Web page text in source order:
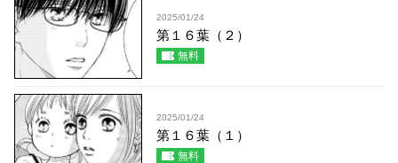
2025/01/24
第１６葉（２）
無料
2025/01/24
第１６葉（１）
無料